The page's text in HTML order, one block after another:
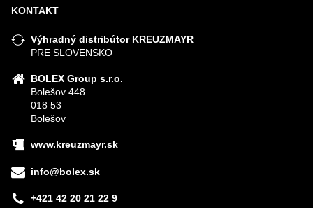
KONTAKT
Výhradný distribútor KREUZMAYR
PRE SLOVENSKO
BOLEX Group s.r.o.
Bolešov 448
018 53
Bolešov
www.kreuzmayr.sk
info@bolex.sk
+421 42 20 21 22 9